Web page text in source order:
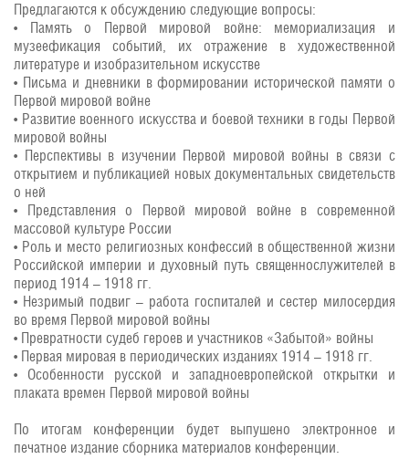
Предлагаются к обсуждению следующие вопросы:
• Память о Первой мировой войне: мемориализация и
музеефикация событий, их отражение в художественной
литературе и изобразительном искусстве
• Письма и дневники в формировании исторической памяти о
Первой мировой войне
• Развитие военного искусства и боевой техники в годы Первой
мировой войны
• Перспективы в изучении Первой мировой войны в связи с
открытием и публикацией новых документальных свидетельств
о ней
• Представления о Первой мировой войне в современной
массовой культуре России
• Роль и место религиозных конфессий в общественной жизни
Российской империи и духовный путь священнослужителей в
период 1914 – 1918 гг.
• Незримый подвиг – работа госпиталей и сестер милосердия
во время Первой мировой войны
• Превратности судеб героев и участников «Забытой» войны
• Первая мировая в периодических изданиях 1914 – 1918 гг.
• Особенности русской и западноевропейской открытки и
плаката времен Первой мировой войны
По итогам конференции будет выпушено электронное и
печатное издание сборника материалов конференции.